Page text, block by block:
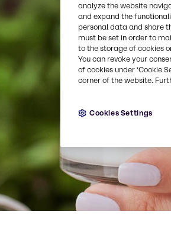
analyze the website
and expand the
personal data and share
must be set in order to
to the storage of cookies
You can revoke your
of cookies under ‘Cookie
corner of the website.
Cookies Settings